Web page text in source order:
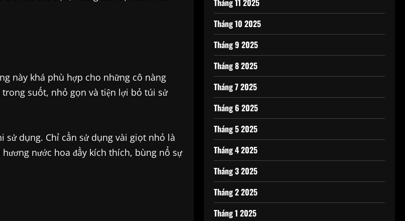
này khá phù hợp cho những cô nàng
suốt, nhỏ gọn và tiện lợi bỏ túi sử
dụng. Chỉ cần sử dụng vài giọt nhỏ là
nước hoa đầy kích thích, bùng nổ sự
Tháng 11 2025
Tháng 10 2025
Tháng 9 2025
Tháng 8 2025
Tháng 7 2025
Tháng 6 2025
Tháng 5 2025
Tháng 4 2025
Tháng 3 2025
Tháng 2 2025
Tháng 1 2025